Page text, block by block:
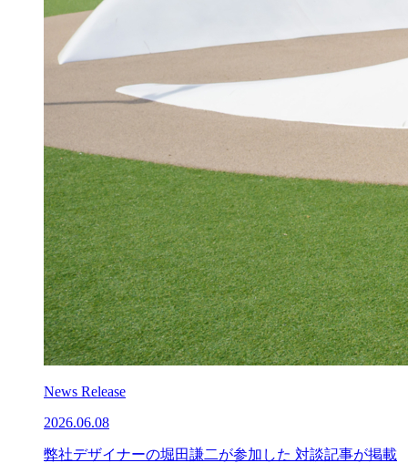
News Release
2026.06.08
弊社デザイナーの堀田謙二が参加した 対談記事が掲載